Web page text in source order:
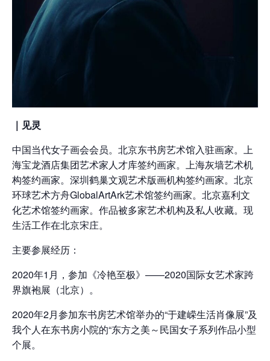
｜见灵
中国当代女子画会会员。北京东书房艺术馆入驻画家。上
海宝龙酒店集团艺术家人才库签约画家。上海灰墙艺术机
构签约画家。深圳鹤巢文观艺术版画机构签约画家。北京
环球艺术方舟GlobalArtArk艺术馆签约画家。北京嘉利文
化艺术馆签约画家。作品被多家艺术机构及私人收藏。现
生活工作在北京宋庄。
主要参展经历：
2020年1月，参加《冷艳至极》——2020国际女艺术家跨
界旗袍展（北京）。
2020年2月参加东书房艺术馆举办的“于建嵘生活肖像展”及
我个人在东书房小院的“东方之美～民国女子系列作品小型
个展。